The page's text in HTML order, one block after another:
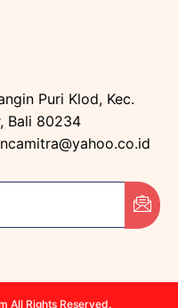
Puri Klod, Kec.
Bali 80234
All Rights Reserved.